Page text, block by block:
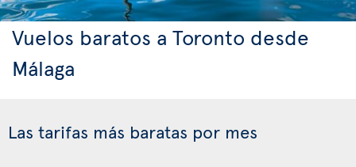
Vuelos baratos a Toronto desde
Málaga
Las tarifas más baratas por mes